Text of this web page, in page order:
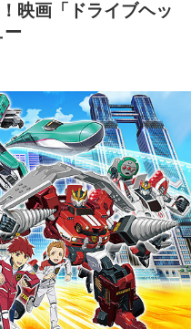
映画「ドライブヘッ
ー